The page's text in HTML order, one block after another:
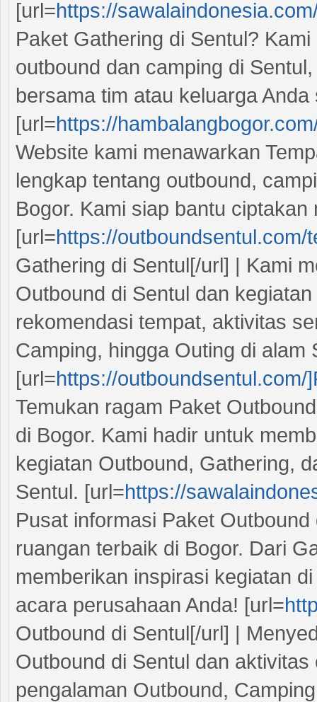
[url=https://
Paket Gathering di Sentul?
outbound dan camping di
bersama tim atau keluarga Anda
[url=https://
Website kami menawarkan
lengkap tentang outbound,
Bogor. Kami siap bantu ciptakan
[url=https://outboundsentul.com/
Gathering di Sentul[/url] | Kami
Outbound di Sentul dan
rekomendasi tempat, aktivitas
Camping, hingga Outing di alam
[url=https://outboundsentul.com/
Temukan ragam Paket
di Bogor. Kami hadir untuk
kegiatan Outbound, Gathering,
Sentul. [url=https://
Pusat informasi Paket
ruangan terbaik di Bogor. Dari
memberikan inspirasi kegiatan
acara perusahaan Anda! [url=
Outbound di Sentul[/url] |
Outbound di Sentul dan
pengalaman Outbound,